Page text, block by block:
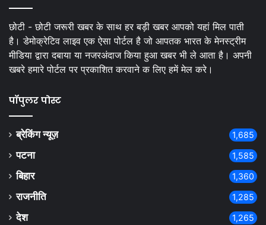
छोटी - छोटी जरूरी खबर के साथ हर बड़ी खबर आपको यहां मिल पाती
है। डेमोक्रेटिव लाइव एक ऐसा पोर्टल है जो आपतक भारत के मेनस्ट्रीम
मीडिया द्वारा दबाया या नजरअंदाज किया हुआ खबर भी ले आता है। अपनी
खबरे हमारे पोर्टल पर प्रकाशित करवाने क लिए हमें मेल करे।
पॉपुलर पोस्ट
ब्रेकिंग न्यूज़ 1,685
पटना 1,585
बिहार 1,360
राजनीति 1,285
देश 1,265